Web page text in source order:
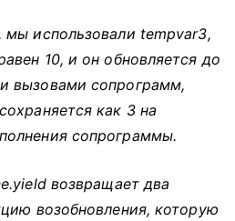
использовали tempvar3,
10, и он обновляется до
вызовами сопрограмм,
как 3 на
сопрограммы.
возвращает два
возобновления, которую